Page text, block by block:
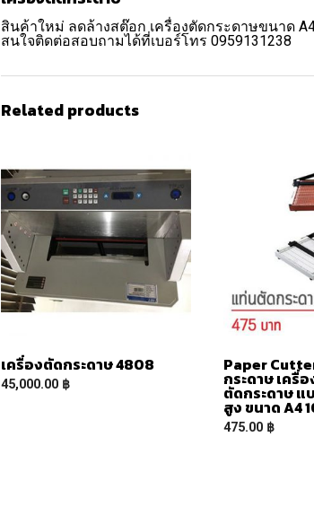
สินค้าใหม่ ลดล้างสต๊อก เครื่องตัดกระดาษขนาด
สนใจติดต่อสอบถามได้ที่เบอร์โทร 0959131238
Related products
เครื่องตัดกระดาษ 4808
45,000.00 ฿
Paper
กระดาษ เครื่
ตัดกระดาษ แ
สูง ขนาด A4
475.00 ฿